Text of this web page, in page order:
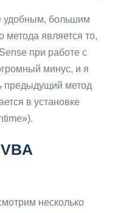
удобным, большим
метода является то,
при работе с
минус, и я
предыдущий метод
в установке
несколько